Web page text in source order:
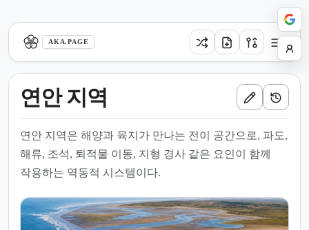
AKA.PAGE
연안 지역
연안 지역은 해양과 육지가 만나는 전이 공간으로, 파도,
해류, 조석, 퇴적물 이동, 지형 경사 같은 요인이 함께
작용하는 역동적 시스템이다.